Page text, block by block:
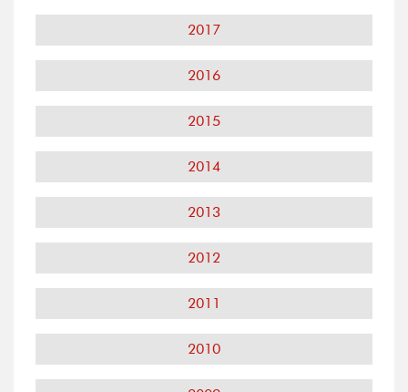
2017
2016
2015
2014
2013
2012
2011
2010